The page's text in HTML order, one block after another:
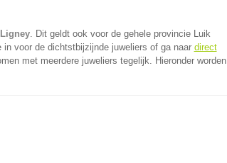
. Dit geldt ook voor de gehele provincie Luik
voor de dichtstbijzijnde juweliers of ga naar direct
met meerdere juweliers tegelijk. Hieronder worden